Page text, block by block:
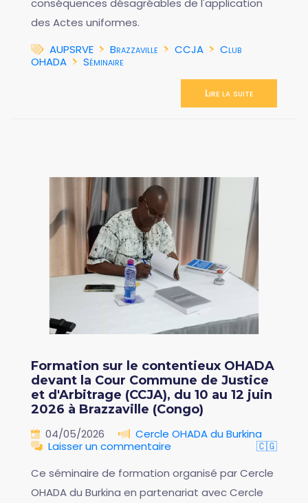
conséquences désagréables de l'application
des Actes uniformes.
AUPSRVE
Brazzaville CCJA
Club
OHADA
Séminaire
Lire la suite
Formation sur le contentieux OHADA
devant la Cour Commune de Justice
et d'Arbitrage (CCJA), du 10 au 12 juin
2026 à Brazzaville (Congo)
04/05/2026
Cercle OHADA du Burkina
Laisser un commentaire
🇨🇬
Ce séminaire de formation organisé par Cercle
OHADA du Burkina en partenariat avec Cercle